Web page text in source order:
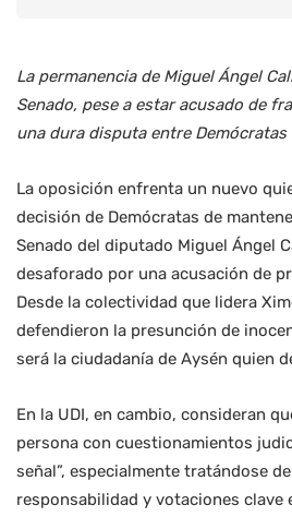
La permanencia de Miguel Ángel
Senado, pese a estar acusado de
una dura disputa entre Demócratas
La oposición enfrenta un nuevo
decisión de Demócratas de
Senado del diputado Miguel Ángel
desaforado por una acusación de
Desde la colectividad que lidera
defendieron la presunción de
será la ciudadanía de Aysén quien
En la UDI, en cambio, consideran
persona con cuestionamientos
señal”, especialmente tratándose
responsabilidad y votaciones clave